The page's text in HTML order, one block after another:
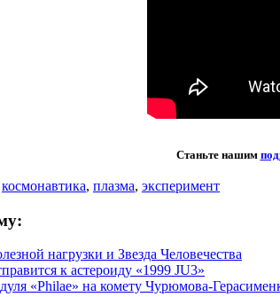
Станьте нашим
космонавтика, плазма, эксперимент
нагрузки и Звезда Человечества
к астероиду «1999 JU3»
«Philae» на комету Чурюмова-